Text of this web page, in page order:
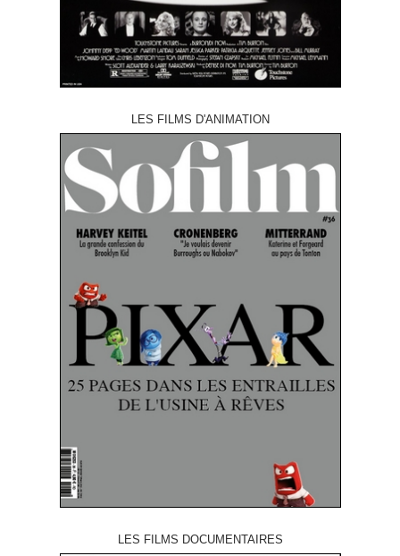
LES FILMS D'ANIMATION
LES FILMS DOCUMENTAIRES